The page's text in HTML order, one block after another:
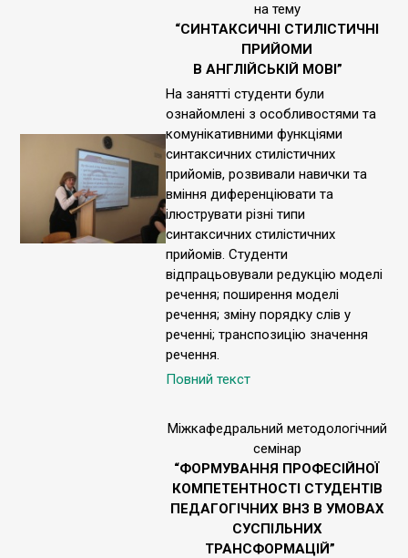
на тему
“СИНТАКСИЧНІ СТИЛІСТИЧНІ
ПРИЙОМИ
В АНГЛІЙСЬКІЙ МОВІ”
На занятті студенти були
ознайомлені з особливостями та
комунікативними функціями
синтаксичних стилістичних
прийомів, розвивали навички та
вміння диференціювати та
ілюструвати різні типи
синтаксичних стилістичних
прийомів. Студенти
відпрацьовували редукцію моделі
речення; поширення моделі
речення; зміну порядку слів у
реченні; транспозицію значення
речення.
Повний текст
Міжкафедральний методологічний
семінар
“ФОРМУВАННЯ ПРОФЕСІЙНОЇ
КОМПЕТЕНТНОСТІ СТУДЕНТІВ
ПЕДАГОГІЧНИХ ВНЗ В УМОВАХ
СУСПІЛЬНИХ
ТРАНСФОРМАЦІЙ”